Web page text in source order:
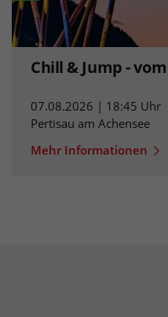
Chill & Jump -
07.08.2026 | 18:45 Uhr
Pertisau am Achensee
Mehr Informationen